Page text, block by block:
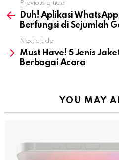
more
Previous article
Duh! Aplikasi
Berfungsi di Sejumlah
Next article
Must Have! 5 Jenis
Berbagai Acara
YOU MAY